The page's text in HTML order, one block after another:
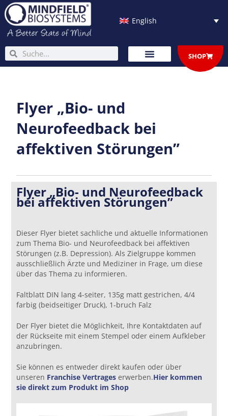
Skip
to
content
English
SearchSearch SHOP
Flyer „Bio- und
Neurofeedback bei
affektiven Störungen”
Flyer „Bio- und Neurofeedback
bei affektiven Störungen”
Dieser Flyer bietet sachliche und aktuelle Informationen
zum Thema Bio- und Neurofeedback bei affektiven
Störungen (z.B. Depression). Als Zielgruppe kommen
ausschließlich Ärzte und Mediziner in Frage, um diese
über das Thema zu informieren.
Faltblatt DIN lang 4-seiter, 135g matt gestrichen, 4/4
farbig (beidseitiger Druck), 1-bruch Falz
Der Flyer bietet die Möglichkeit, Ihre Kontaktdaten auf
der Rückseite mit einem Stempel oder einem Aufkleber
anzubringen.
Sie können es entweder direkt kaufen oder über
unseren Franchise Vertrageserwerben.Hier kommen
sie direkt zum Produkt im Shop